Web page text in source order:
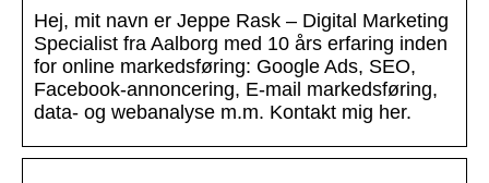
Hej, mit navn er Jeppe Rask – Digital Marketing
Specialist fra Aalborg med 10 års erfaring inden
for online markedsføring: Google Ads, SEO,
Facebook-annoncering, E-mail markedsføring,
data- og webanalyse m.m. Kontakt mig her.